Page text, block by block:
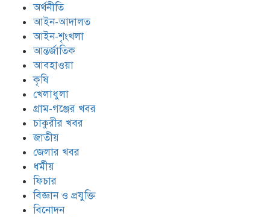
অর্থনীতি
আইন-আদালত
আইন-শৃংখলা
আন্তর্জাতিক
আবহাওয়া
কৃষি
খেলাধুলা
গ্রাম-গঞ্জের খবর
চাকুরীর খবর
জাতীয়
জেলার খবর
ধর্মীয়
ফিচার
বিজ্ঞান ও প্রযুক্তি
বিনোদন